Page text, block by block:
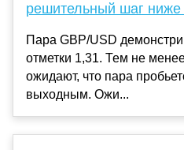
решительный шаг ниже
Пара GBP/USD
отметки 1,31. Тем не
ожидают, что пара
выходным. Ожи...